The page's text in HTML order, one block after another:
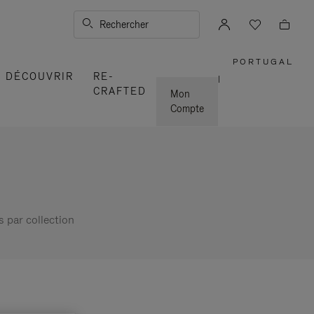
Rechercher
DÉCOUVRIR
RE-
CRAFTED
Mon
Compte
PORTUGAL
|
par collection